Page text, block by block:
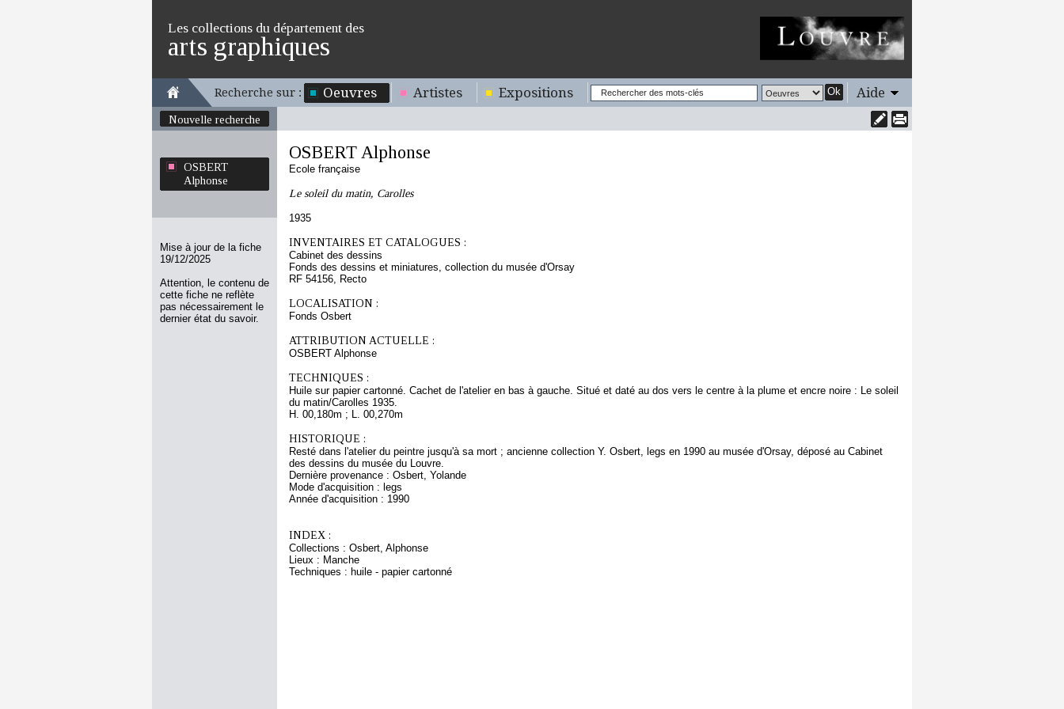
Les collections du département des
arts graphiques
Recherche sur : Oeuvres Artistes Expositions Ok Aide
Nouvelle recherche
OSBERT
Alphonse
Mise à jour de la fiche
19/12/2025
Attention, le contenu de
cette fiche ne reflète
pas nécessairement le
dernier état du savoir.
OSBERT Alphonse
Ecole française
Le soleil du matin, Carolles
1935
INVENTAIRES ET CATALOGUES :
Cabinet des dessins
Fonds des dessins et miniatures, collection du musée d'Orsay
RF 54156, Recto
LOCALISATION :
Fonds Osbert
ATTRIBUTION ACTUELLE :
OSBERT Alphonse
TECHNIQUES :
Huile sur papier cartonné. Cachet de l'atelier en bas à gauche. Situé et daté au dos vers le centre à la plume et encre noire : Le soleil
du matin/Carolles 1935.
H. 00,180m ; L. 00,270m
HISTORIQUE :
Resté dans l'atelier du peintre jusqu'à sa mort ; ancienne collection Y. Osbert, legs en 1990 au musée d'Orsay, déposé au Cabinet
des dessins du musée du Louvre.
Dernière provenance : Osbert, Yolande
Mode d'acquisition : legs
Année d'acquisition : 1990
INDEX :
Collections : Osbert, Alphonse
Lieux : Manche
Techniques : huile - papier cartonné